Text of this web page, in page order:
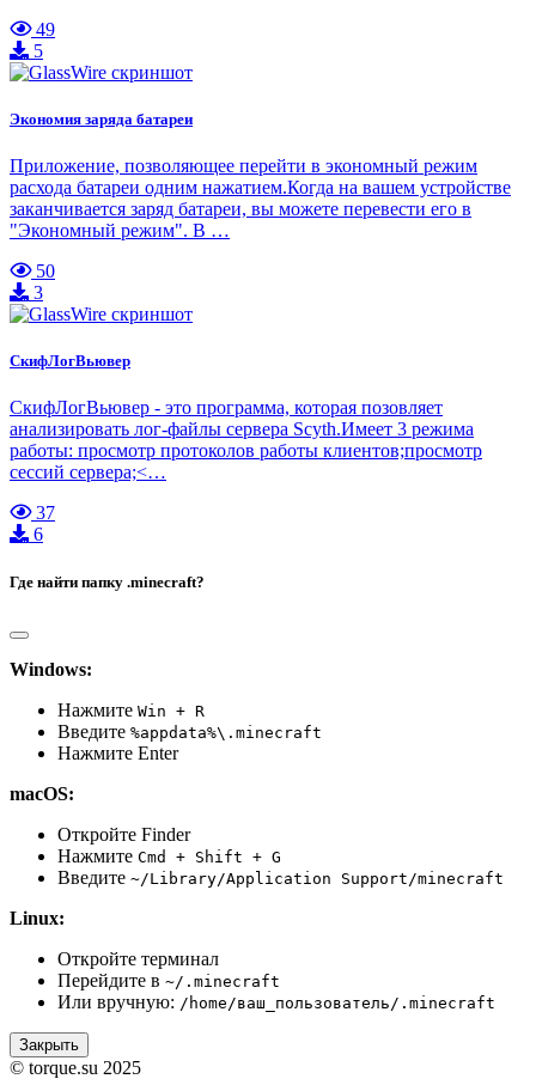
49
5
Экономия заряда батареи
Приложение, позволяющее перейти в экономный режим
расхода батареи одним нажатием.Когда на вашем устройстве
заканчивается заряд батареи, вы можете перевести его в
"Экономный режим". В …
50
3
СкифЛогВьювер
СкифЛогВьювер - это программа, которая позовляет
анализировать лог-файлы сервера Scyth.Имеет 3 режима
работы: просмотр протоколов работы клиентов;просмотр
сессий сервера;<…
37
6
Где найти папку .minecraft?
Windows:
Нажмите Win + R
Введите %appdata%\.minecraft
Нажмите Enter
macOS:
Откройте Finder
Нажмите Cmd + Shift + G
Введите ~/Library/Application Support/minecraft
Linux:
Откройте терминал
Перейдите в ~/.minecraft
Или вручную: /home/ваш_пользователь/.minecraft
Закрыть
© torque.su 2025